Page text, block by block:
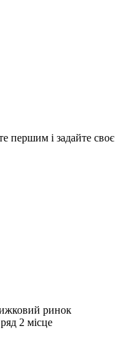
першим і задайте своє
ринок
2 місце